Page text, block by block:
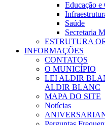
Educação e
Saúde
Secretaria
ESTRUTURA
INFORMAÇÕES
CONTATOS
O MUNICÍPIO
LEI ALDIR
ALDIR BLANC
MAPA DO SITE
Notícias